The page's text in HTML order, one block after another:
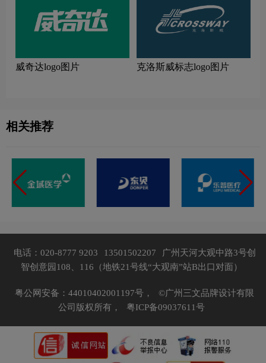
威奇达logo图片 克洛斯威标志logo图片
相关推荐
电话：020-8777 9203 13501502207
广州天河大观中路3号创
智创意园108、116（地铁21号线“大观南”站B出口对面）
粤公网安备：44010402001197号，
©广州三文品牌设计有限
公司版权所有，
粤ICP备09037611号